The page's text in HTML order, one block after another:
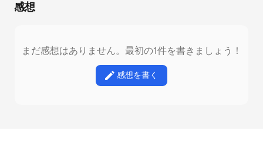
感想
まだ感想はありません。最初の1件を書きましょう！
感想を書く